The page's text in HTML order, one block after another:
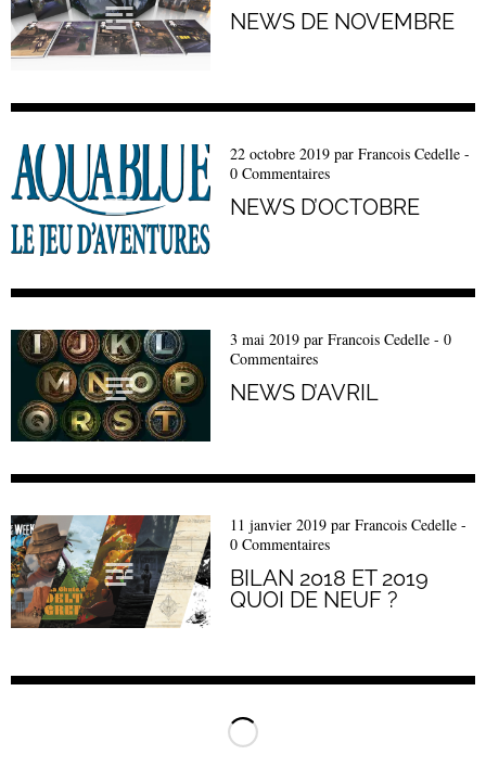
NEWS DE NOVEMBRE
22 octobre 2019par Francois Cedelle -
0 Commentaires
NEWS D’OCTOBRE
3 mai 2019par Francois Cedelle - 0
Commentaires
NEWS D’AVRIL
11 janvier 2019par Francois Cedelle -
0 Commentaires
BILAN 2018 ET 2019
QUOI DE NEUF ?